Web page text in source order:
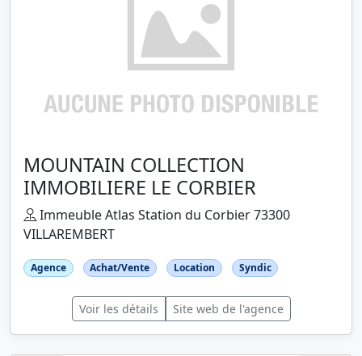
MOUNTAIN COLLECTION
IMMOBILIERE LE CORBIER
Immeuble Atlas Station du Corbier 73300
VILLAREMBERT
Agence Achat/Vente Location Syndic
Voir les détails Site web de l'agence